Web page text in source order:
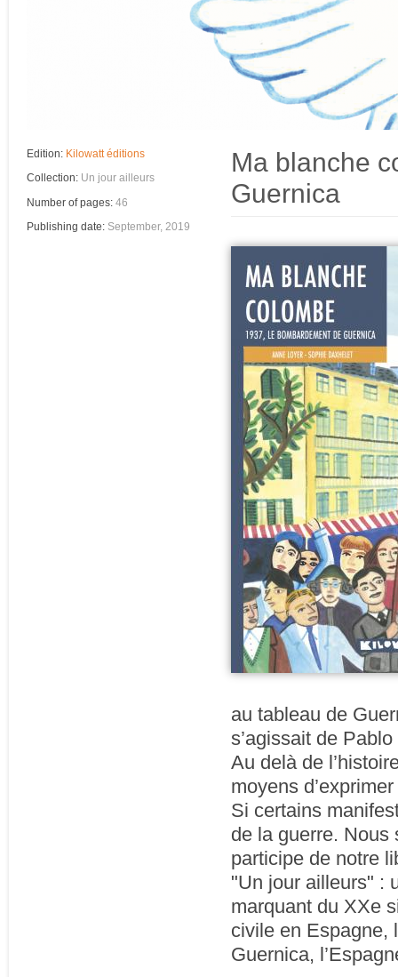
Edition: Kilowatt éditions
Collection: Un jour ailleurs
Number of pages: 46
Publishing date: September, 2019
Ma blanche
Guernica
au tableau de
s’agissait de
Au delà de
moyens
Si certains
de la guerre. Nous
participe de notre
"Un jour ailleurs" :
marquant du XXe
civile en Espagne,
Guernica,